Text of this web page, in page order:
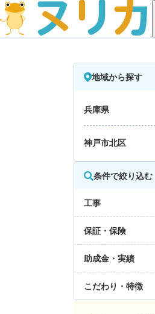
地域から探す
兵庫県
神戸市北区
条件で絞り込む
工事
保証・保険
助成金・実績
こだわり・特徴